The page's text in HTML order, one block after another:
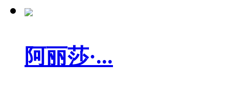
阿丽莎·...